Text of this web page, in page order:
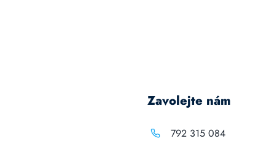
Zavolejte nám
792 315 084